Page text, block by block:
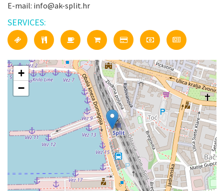
E-mail: info@ak-split.hr
SERVICES:
+
−